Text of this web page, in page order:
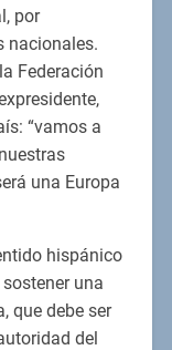
por
nacionales.
Federación
“vamos a
una Europa
hispánico
una
que debe ser
del